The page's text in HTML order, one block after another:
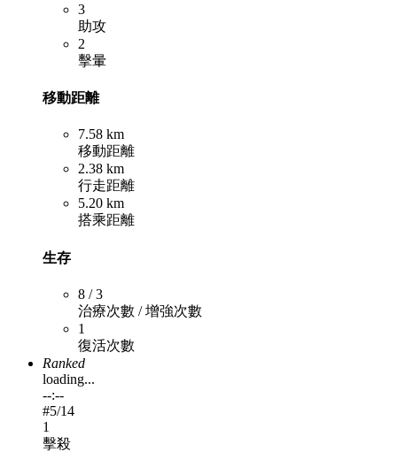
3
助攻
2
擊暈
移動距離
7.58 km
移動距離
2.38 km
行走距離
5.20 km
搭乘距離
生存
8 / 3
治療次數 / 增強次數
1
復活次數
Ranked
loading...
--:--
#5/14
1
擊殺